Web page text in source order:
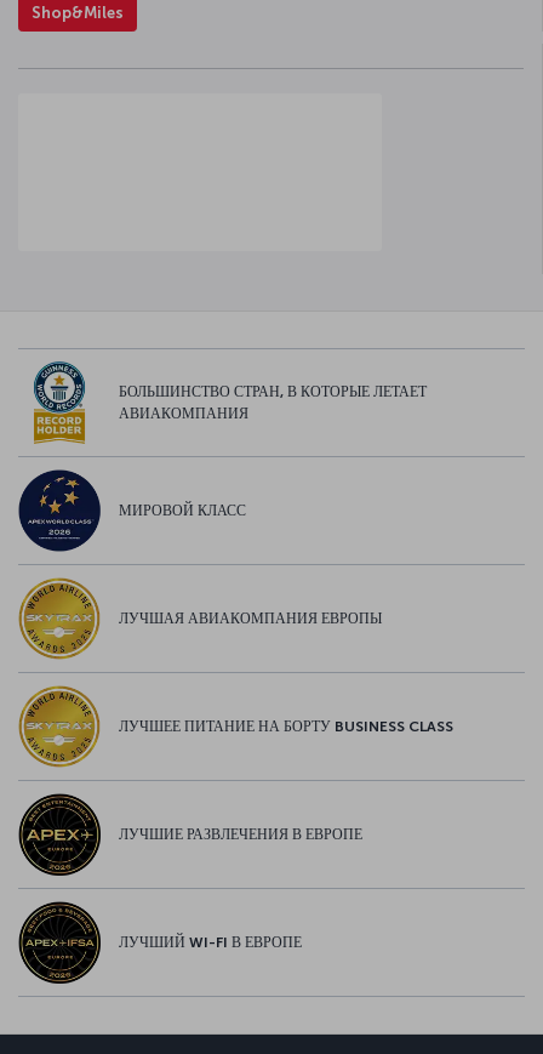
Shop&Miles
БОЛЬШИНСТВО СТРАН, В КОТОРЫЕ ЛЕТАЕТ
АВИАКОМПАНИЯ
МИРОВОЙ КЛАСС
ЛУЧШАЯ АВИАКОМПАНИЯ ЕВРОПЫ
ЛУЧШЕЕ ПИТАНИЕ НА БОРТУ BUSINESS CLASS
ЛУЧШИЕ РАЗВЛЕЧЕНИЯ В ЕВРОПЕ
ЛУЧШИЙ WI-FI В ЕВРОПЕ